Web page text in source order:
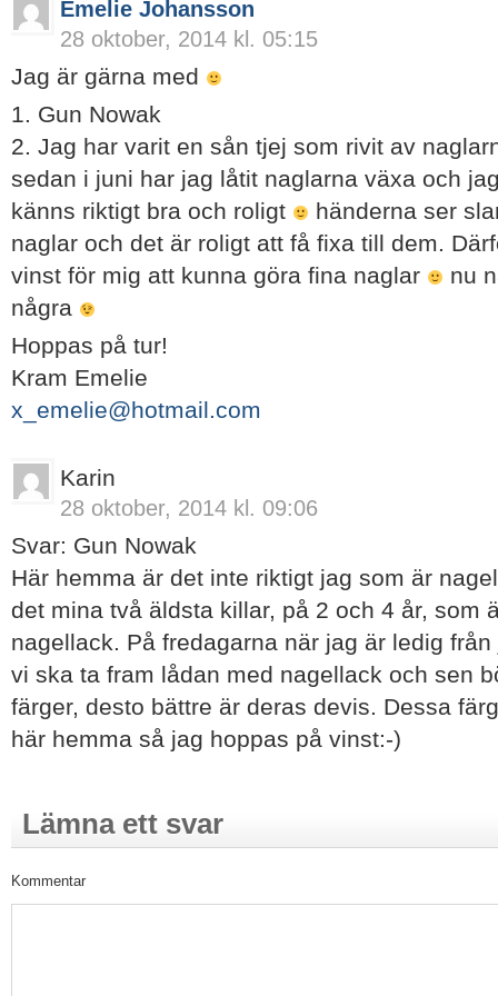
Emelie Johansson
28 oktober, 2014 kl. 05:15
Jag är gärna med
1. Gun Nowak
2. Jag har varit en sån tjej som rivit av
sedan i juni har jag låtit naglarna växa och
känns riktigt bra och roligt
händerna ser
naglar och det är roligt att få fixa till dem.
vinst för mig att kunna göra fina naglar
nu
några
Hoppas på tur!
Kram Emelie
x_emelie@hotmail.com
Karin
28 oktober, 2014 kl. 09:06
Svar: Gun Nowak
Här hemma är det inte riktigt jag som är
det mina två äldsta killar, på 2 och 4 år, som
nagellack. På fredagarna när jag är ledig
vi ska ta fram lådan med nagellack och sen
färger, desto bättre är deras devis. Dessa
här hemma så jag hoppas på vinst:-)
Lämna ett svar
Kommentar